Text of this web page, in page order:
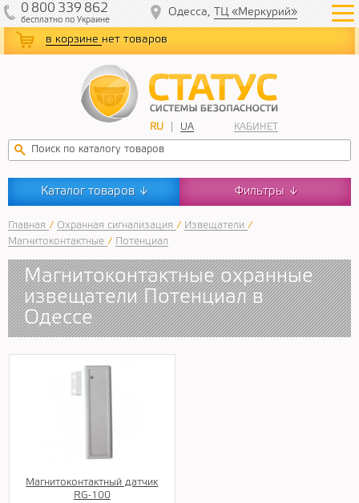
в корзине нет товаров
RU UA КАБИНЕТ
0 800 339 862
бесплатнопо Украине
Одесса, ТЦ «Меркурий»
Каталог товаров ↓ Фильтры ↓
Главная / Охранная сигнализация / Извещатели /
Магнитоконтактные / Потенциал
Магнитоконтактные охранные
извещатели Потенциал в
Одессе
Магнитоконтактный датчик
RG-100